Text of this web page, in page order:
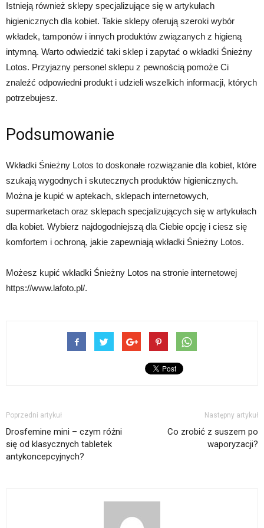
Istnieją również sklepy specjalizujące się w artykułach
higienicznych dla kobiet. Takie sklepy oferują szeroki wybór
wkładek, tamponów i innych produktów związanych z higieną
intymną. Warto odwiedzić taki sklep i zapytać o wkładki Śnieżny
Lotos. Przyjazny personel sklepu z pewnością pomoże Ci
znaleźć odpowiedni produkt i udzieli wszelkich informacji, których
potrzebujesz.
Podsumowanie
Wkładki Śnieżny Lotos to doskonałe rozwiązanie dla kobiet, które
szukają wygodnych i skutecznych produktów higienicznych.
Można je kupić w aptekach, sklepach internetowych,
supermarketach oraz sklepach specjalizujących się w artykułach
dla kobiet. Wybierz najdogodniejszą dla Ciebie opcję i ciesz się
komfortem i ochroną, jakie zapewniają wkładki Śnieżny Lotos.
Możesz kupić wkładki Śnieżny Lotos na stronie internetowej
https://www.lafoto.pl/.
Poprzedni artykuł
Drosfemine mini – czym różni
się od klasycznych tabletek
antykoncepcyjnych?
Następny artykuł
Co zrobić z suszem po
waporyzacji?